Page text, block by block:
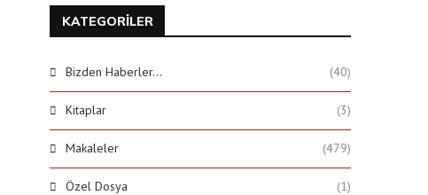
KATEGORILER
Bizden Haberler… (40)
Kitaplar (3)
Makaleler (479)
Özel Dosya (1)